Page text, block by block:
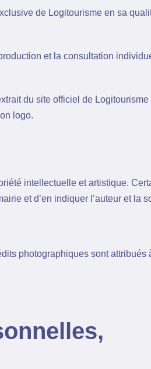
de Logitourisme en sa
et la consultation
du site officiel de Logitourisme
logo.
intellectuelle et artistique.
et d’en indiquer l’auteur et la
photographiques sont attribués